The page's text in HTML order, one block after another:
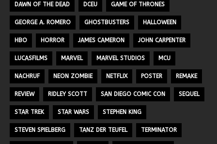
DAWN OF THE DEAD DCEU GAME OF THRONES
GEORGE A. ROMERO GHOSTBUSTERS HALLOWEEN
HBO HORROR JAMES CAMERON JOHN CARPENTER
LUCASFILMS MARVEL MARVEL STUDIOS MCU
NACHRUF NEON ZOMBIE NETFLIX POSTER REMAKE
REVIEW RIDLEY SCOTT SAN DIEGO COMIC CON SEQUEL
STAR TREK STAR WARS STEPHEN KING
STEVEN SPIELBERG TANZ DER TEUFEL TERMINATOR